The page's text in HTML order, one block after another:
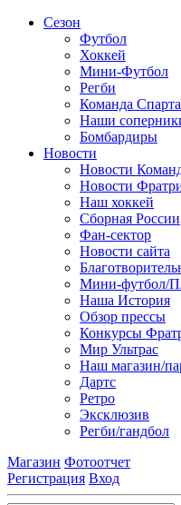
Сезон
Футбол
Хоккей
Мини-Футбол
Регби
Команда
Наши
Бомбардиры
Новости
Новости
Новости
Наш хоккей
Сборная России
Фан-cектор
Новости сайта
Мини-футбол/
Наша История
Обзор прессы
Конкурсы
Мир Ультрас
Наш магазин/
Дартс
Ретро
Эксклюзив
Регби/гандбол
Магазин Фотоотчет
Регистрация Вход